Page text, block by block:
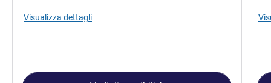
Visualizza dettagli